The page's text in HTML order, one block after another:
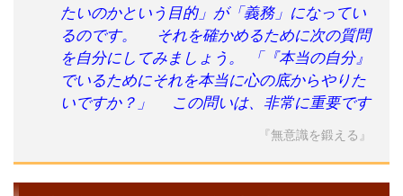
たいのかという目的」が「義務」になってい
るのです。 それを確かめるために次の質問
を自分にしてみましょう。 「『本当の自分』
でいるためにそれを本当に心の底からやりた
いですか？」 この問いは、非常に重要です
『無意識を鍛える』